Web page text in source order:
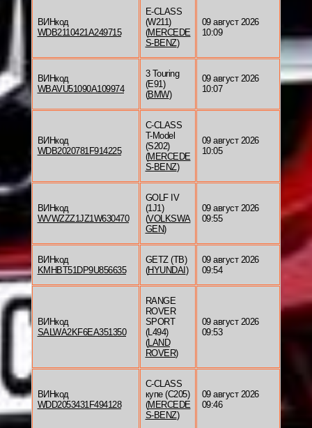
ВИНкод
WDB2110421A249715
E-CLASS
(W211)
(MERCEDE
S-BENZ)
09 август 2026
10:09
ВИНкод
WBAVU51090A109974
3 Touring
(E91)
(BMW)
09 август 2026
10:07
ВИНкод
WDB2020781F914225
C-CLASS
T-Model
(S202)
(MERCEDE
S-BENZ)
09 август 2026
10:05
ВИНкод
WVWZZZ1JZ1W630470
GOLF IV
(1J1)
(VOLKSWA
GEN)
09 август 2026
09:55
ВИНкод
KMHBT51DP9U856635
GETZ (TB)
(HYUNDAI)
09 август 2026
09:54
ВИНкод
SALWA2KF6EA351350
RANGE
ROVER
SPORT
(L494)
(LAND
ROVER)
09 август 2026
09:53
ВИНкод
WDD2053431F494128
C-CLASS
купе (C205)
(MERCEDE
S-BENZ)
09 август 2026
09:46